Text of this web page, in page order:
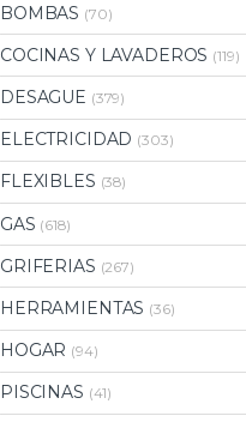
BOMBAS (70)
COCINAS Y LAVADEROS (119)
DESAGUE (379)
ELECTRICIDAD (303)
FLEXIBLES (38)
GAS (618)
GRIFERIAS (267)
HERRAMIENTAS (36)
HOGAR (94)
PISCINAS (41)